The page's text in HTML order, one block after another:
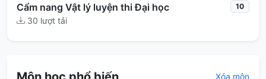
Cẩm nang Vật lý luyện thi Đại học
30 lượt tải
10
Xóa môn